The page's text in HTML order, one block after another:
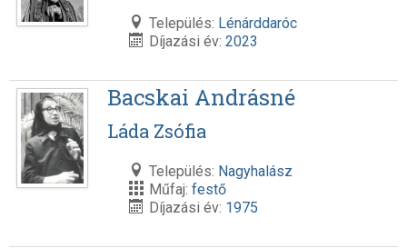
Település: Lénárddaróc
Díjazási év: 2023
Bacskai Andrásné
Láda Zsófia
Település: Nagyhalász
Műfaj: festő
Díjazási év: 1975